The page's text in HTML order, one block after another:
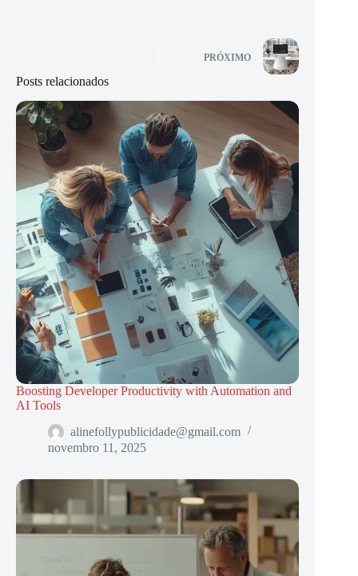
PRÓXIMO
Posts relacionados
Boosting Developer Productivity with Automation and
AI Tools
alinefollypublicidade@gmail.com
novembro 11, 2025